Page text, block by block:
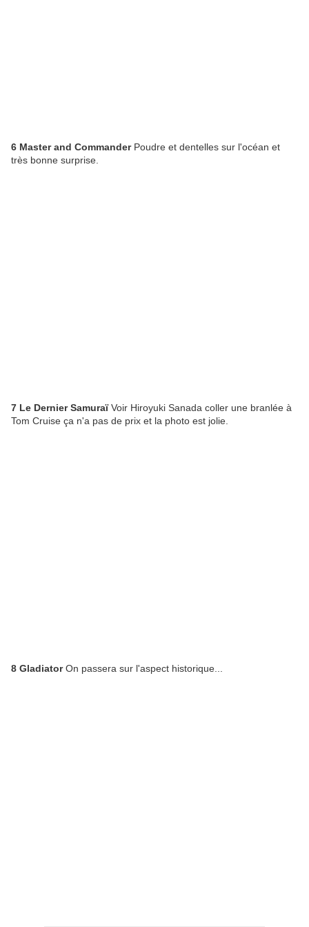
6 Master and CommanderPoudre et dentelles sur l'océan et
très bonne surprise.
7 Le Dernier SamuraïVoir Hiroyuki Sanada coller une branlée à
Tom Cruise ça n'a pas de prix et la photo est jolie.
8 GladiatorOn passera sur l'aspect historique...